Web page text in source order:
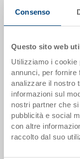
Consenso
Questo sito web
Utilizziamo i cookie
annunci, per fornire
analizzare il nostro
informazioni sul
nostri partner che
pubblicità e social
con altre
raccolto dal suo
Disponbilità: su
Il prodotto non
offerta
Dati articolo
Codice
3-944-